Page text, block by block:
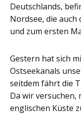
Deutschlands,
Nordsee, die auch
und zum ersten
Gestern hat sich
Ostseekanals
seitdem fährt die
Da wir versuchen,
englischen Küste